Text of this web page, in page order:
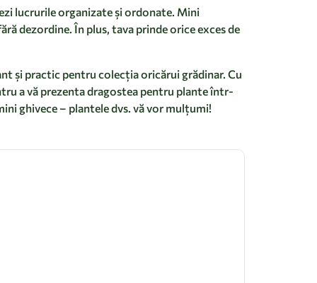
lucrurile organizate și ordonate. Mini
dezordine. În plus, tava prinde orice exces de
și practic pentru colecția oricărui grădinar. Cu
a vă prezenta dragostea pentru plante într-
ghivece – plantele dvs. vă vor mulțumi!